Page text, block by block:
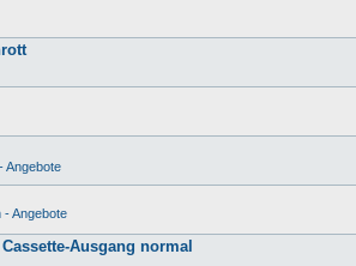
Angebote
- Angebote
Ausgang normal